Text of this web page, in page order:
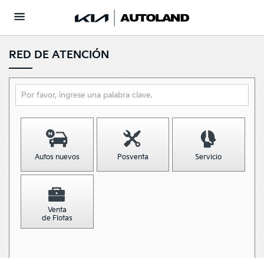
RED DE ATENCIÓN
Autos nuevos Posventa Servicio
Venta
de Flotas